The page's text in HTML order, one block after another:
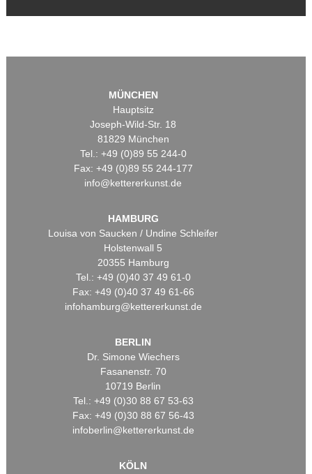
MÜNCHEN
Hauptsitz
Joseph-Wild-Str. 18
81829 München
Tel.: +49 (0)89 55 244-0
Fax: +49 (0)89 55 244-177
info@kettererkunst.de
HAMBURG
Louisa von Saucken / Undine Schleifer
Holstenwall 5
20355 Hamburg
Tel.: +49 (0)40 37 49 61-0
Fax: +49 (0)40 37 49 61-66
infohamburg@kettererkunst.de
BERLIN
Dr. Simone Wiechers
Fasanenstr. 70
10719 Berlin
Tel.: +49 (0)30 88 67 53-63
Fax: +49 (0)30 88 67 56-43
infoberlin@kettererkunst.de
KÖLN